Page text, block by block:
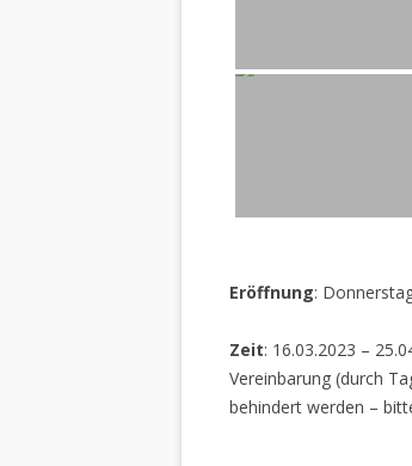
Eröffnung:
Zeit: 16.03.2023 –
Vereinbarung (durch
behindert werden –